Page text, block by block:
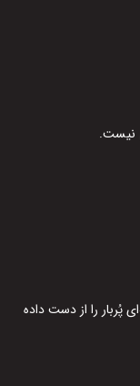
نیست.
پُربار را از دست داده